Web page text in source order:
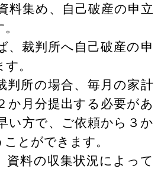
料集め、自己破産の申立
、裁判所へ自己破産の申
。
判所の場合、毎月の家計
か月分提出する必要があ
い方で、ご依頼から３か
とができます。
資料の収集状況によって